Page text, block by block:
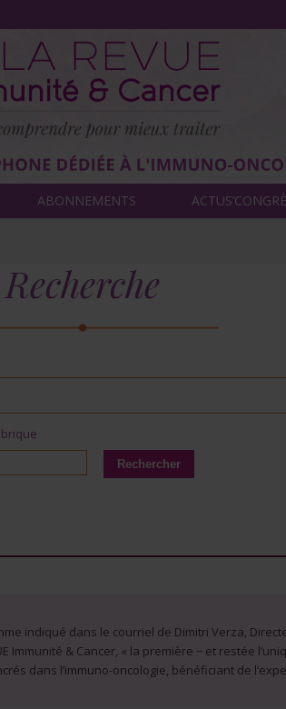
ABONNEMENTS
Recherche
indiqué dans le courriel de Dimitri Verza,
Immunité & Cancer, « la première − et restée
dans l’immuno-oncologie, bénéficiant de